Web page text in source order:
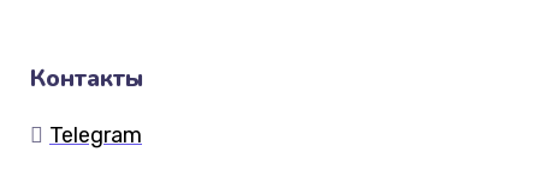
Контакты
Telegram